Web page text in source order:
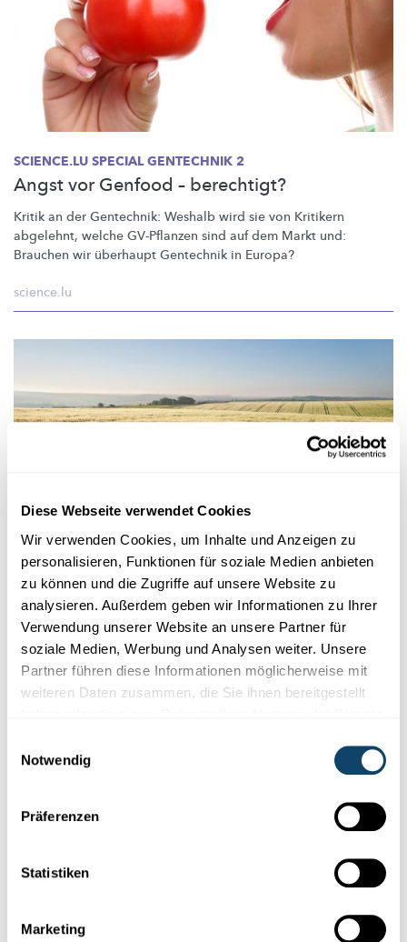
Diese Webseite verwendet Cookies
Wir verwenden Cookies, um Inhalte und Anzeigen zu
personalisieren, Funktionen für soziale Medien anbieten
zu können und die Zugriffe auf unsere Website zu
analysieren. Außerdem geben wir Informationen zu Ihrer
Verwendung unserer Website an unsere Partner für
soziale Medien, Werbung und Analysen weiter. Unsere
Partner führen diese Informationen möglicherweise mit
weiteren Daten zusammen, die Sie ihnen bereitgestellt
Notwendig
Präferenzen
Statistiken
Marketing
SCIENCE.LU SPECIAL GENTECHNIK 2
Angst vor Genfood – berechtigt?
Kritik an der Gentechnik: Weshalb wird sie von Kritikern
abgelehnt, welche GV-Pflanzen sind auf dem Markt und:
Brauchen wir überhaupt Gentechnik in Europa?
science.lu
SCIENCE.LU SPECIAL GENTECHNIK 1
Mit Hilfe von Gentechnik die Welt ernähren?
Kontext zur Bewertung der Gentechnik: Was ist grüne
Gentechnik überhaupt, weshalb wird sie eingesetzt und wie
risikoreich ist sie?
Folgescience.lu
Netzwerken abgelehnt haben. Um sie zu